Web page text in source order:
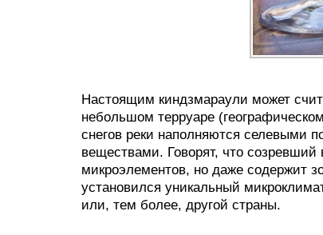
Настоящим киндзмараули может
небольшом терруаре
снегов реки наполняются селевыми
веществами. Говорят, что созревший
микроэлементов, но даже содержит
установился уникальный
или, тем более, другой страны.